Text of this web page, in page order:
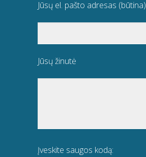
Jūsų el. pašto adresas (būtina)
Jūsų žinutė
Įveskite saugos kodą: